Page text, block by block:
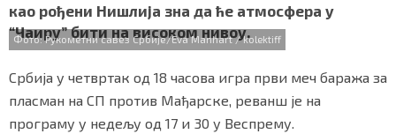
као рођени Нишлија зна да ће атмосфера у
“Чаиру” бити на високом нивоу.
Фото: Рукометни савез Србије/Eva Manhart / kolektiff
Србија у четвртак од 18 часова игра први меч баража за
пласман на СП против Мађарске, реванш је на
програму у недељу од 17 и 30 у Веспрему.
СРБИЈА
ЖИВОТ И СТИЛ